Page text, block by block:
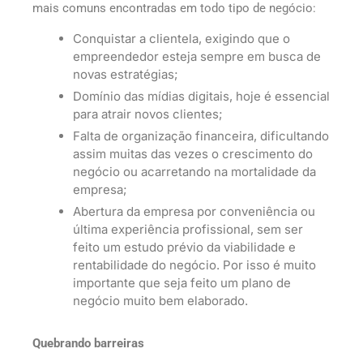
mais comuns encontradas em todo tipo de negócio:
Conquistar a clientela, exigindo que o
empreendedor esteja sempre em busca de
novas estratégias;
Domínio das mídias digitais, hoje é essencial
para atrair novos clientes;
Falta de organização financeira, dificultando
assim muitas das vezes o crescimento do
negócio ou acarretando na mortalidade da
empresa;
Abertura da empresa por conveniência ou
última experiência profissional, sem ser
feito um estudo prévio da viabilidade e
rentabilidade do negócio. Por isso é muito
importante que seja feito um plano de
negócio muito bem elaborado.
Quebrando barreiras